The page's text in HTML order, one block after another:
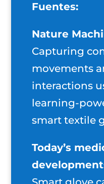
Fuentes:
Nature
Capturing
movements
interactions
learning-
smart textile
Today’s